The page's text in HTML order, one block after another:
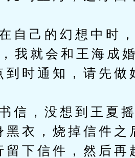
己的幻想中时
我就会和王海成
时通知，请先做
，没想到王夏
黑衣，烧掉信件之
下信件，然后再